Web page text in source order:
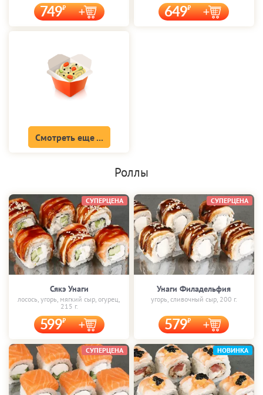
749 649
Смотреть еще ...
Роллы
Сякэ Унаги
лосось, угорь, мягкий сыр, огурец,
215 г.
599
СУПЕРЦЕНА
Унаги Филадельфия
угорь, сливочный сыр, 200 г.
579
СУПЕРЦЕНА
СУПЕРЦЕНА НОВИНКА